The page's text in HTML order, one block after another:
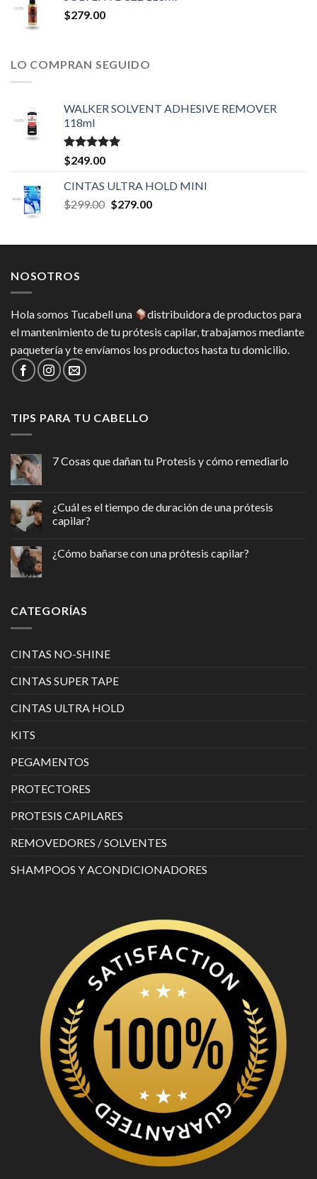
$279.00
LO COMPRAN SEGUIDO
WALKER SOLVENT ADHESIVE REMOVER
118ml
Valorado en
5.00
$249.00
CINTAS ULTRA HOLD MINI
$299.00 Original
$299.00.
$279.00Current
$279.00.
NOSOTROS
Hola somos Tucabell una
distribuidora de productos para
el mantenimiento de tu prótesis capilar, trabajamos mediante
paquetería y te envíamos los productos hasta tu domicilio.
TIPS PARA TU CABELLO
7 Cosas que dañan tu Protesis y cómo remediarlo
¿Cuál es el tiempo de duración de una prótesis
capilar?
¿Cómo bañarse con una prótesis capilar?
CATEGORÍAS
CINTAS NO-SHINE
CINTAS SUPER TAPE
CINTAS ULTRA HOLD
KITS
PEGAMENTOS
PROTECTORES
PROTESIS CAPILARES
REMOVEDORES / SOLVENTES
SHAMPOOS Y ACONDICIONADORES